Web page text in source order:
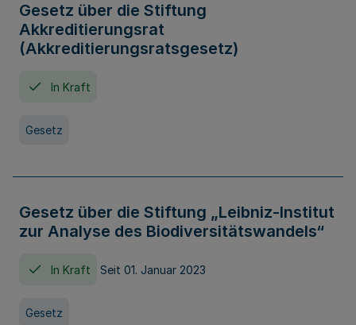
Gesetz über die Stiftung
Akkreditierungsrat
(Akkreditierungsratsgesetz)
In Kraft
Gesetz
Gesetz über die Stiftung „Leibniz-Institut
zur Analyse des Biodiversitätswandels“
In Kraft Seit 01. Januar 2023
Gesetz